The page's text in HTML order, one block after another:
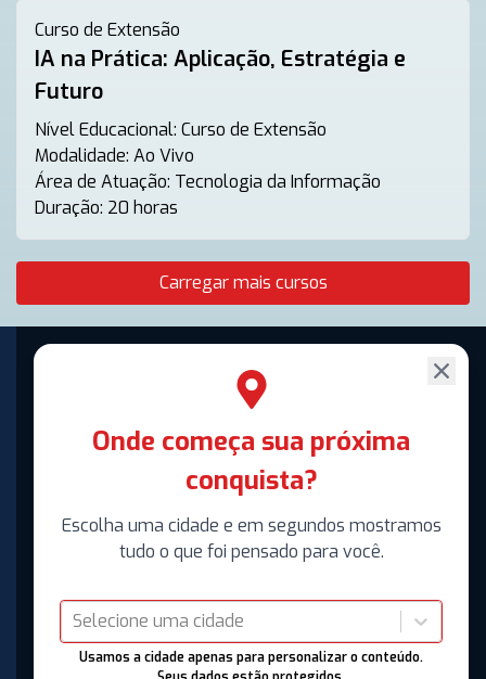
Curso de Extensão
IA na Prática: Aplicação, Estratégia e
Futuro
Nível Educacional: Curso de Extensão
Modalidade: Ao Vivo
Área de Atuação: Tecnologia da Informação
Duração: 20 horas
Carregar mais cursos
Onde começa sua próxima
conquista?
Escolha uma cidade e em segundos mostramos
tudo o que foi pensado para você.
Selecione uma cidade
Usamos a cidade apenas para personalizar o conteúdo.